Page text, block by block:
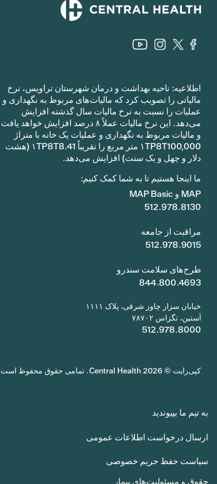
اطلاعیه: ناحیه بهداشت و درمان شهرستان تراویس، نرخ
مالیاتی را تصویب کرد که مالیات‌های مربوط به نگهداری و
عملیات را نسبت به نرخ مالیات سال گذشته افزایش
می‌دهد. این نرخ مالیات عملاً ۸ درصد افزایش خواهد یافت
و مالیات مربوط به نگهداری و عملیات یک خانه با متراژ
۱TP8T100,000 متر مربع را تقریباً ۱TP8T8.41 (هشت
دلار و چهل و یک سنت) افزایش می‌دهد.
ما اینجا هستیم تا به شما کمک کنیم:
MAP و MAP Basic
512.978.8130
مراقبت از جامعه
512.978.9015
طرح‌های سلامت سندرو
844.800.4693
خیابان سزار چاوز شرقی، پلاک ۱۱۱۱
آستین، تگزاس ۷۸۷۰۲
512.978.8000
کپی‌رایت © 2026 Central Health. تمامی حقوق محفوظ است.
به تیم ما بپیوندید
ارسال درخواست اطلاعات عمومی
سیاست حفظ حریم خصوصی
حقوق و مسئولیت‌های بیمار